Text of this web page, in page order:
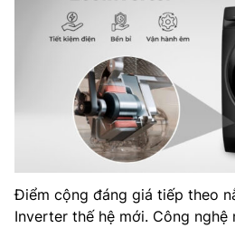
Điểm cộng đáng giá tiếp theo
Inverter thế hệ mới. Công nghệ